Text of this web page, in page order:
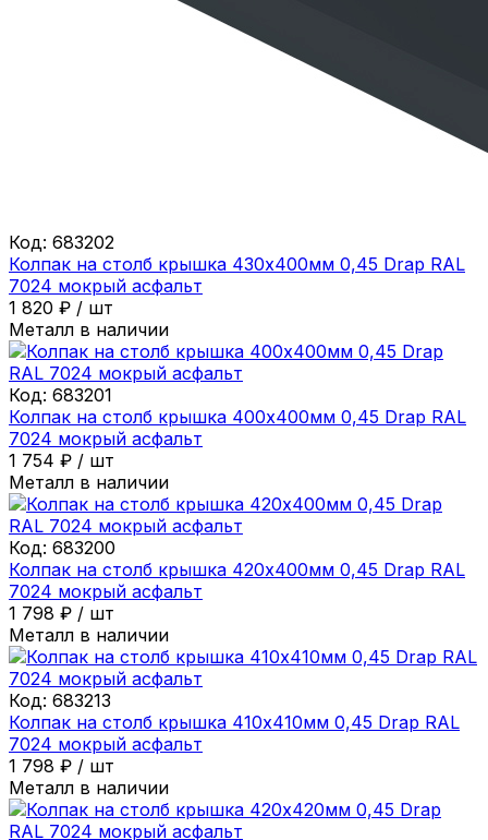
Код: 683202
Колпак на столб крышка 430х400мм 0,45 Drap RAL
7024 мокрый асфальт
1 820 ₽ / шт
Металл в наличии
Код: 683201
Колпак на столб крышка 400х400мм 0,45 Drap RAL
7024 мокрый асфальт
1 754 ₽ / шт
Металл в наличии
Код: 683200
Колпак на столб крышка 420х400мм 0,45 Drap RAL
7024 мокрый асфальт
1 798 ₽ / шт
Металл в наличии
Код: 683213
Колпак на столб крышка 410х410мм 0,45 Drap RAL
7024 мокрый асфальт
1 798 ₽ / шт
Металл в наличии